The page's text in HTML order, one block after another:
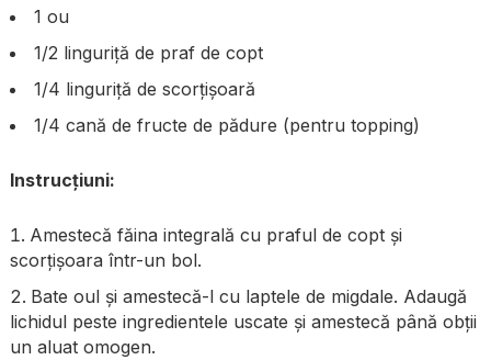
1 ou
1/2 linguriță de praf de copt
1/4 linguriță de scorțișoară
1/4 cană de fructe de pădure (pentru topping)
Instrucțiuni:
Amestecă făina integrală cu praful de copt și
scorțișoara într-un bol.
Bate oul și amestecă-l cu laptele de migdale. Adaugă
lichidul peste ingredientele uscate și amestecă până obții
un aluat omogen.